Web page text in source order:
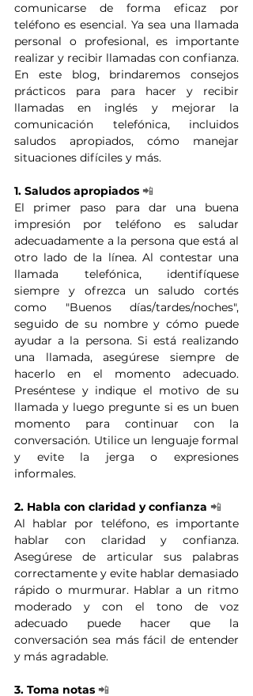
comunicarse de forma eficaz por
teléfono es esencial. Ya sea una llamada
personal o profesional, es importante
realizar y recibir llamadas con confianza.
En este blog, brindaremos consejos
prácticos para para hacer y recibir
llamadas en inglés y mejorar la
comunicación telefónica, incluidos
saludos apropiados, cómo manejar
situaciones difíciles y más.
1. Saludos apropiados 📲
El primer paso para dar una buena
impresión por teléfono es saludar
adecuadamente a la persona que está al
otro lado de la línea. Al contestar una
llamada telefónica, identifíquese
siempre y ofrezca un saludo cortés
como "Buenos días/tardes/noches",
seguido de su nombre y cómo puede
ayudar a la persona. Si está realizando
una llamada, asegúrese siempre de
hacerlo en el momento adecuado.
Preséntese y indique el motivo de su
llamada y luego pregunte si es un buen
momento para continuar con la
conversación. Utilice un lenguaje formal
y evite la jerga o expresiones
informales.
2. Habla con claridad y confianza 📲
Al hablar por teléfono, es importante
hablar con claridad y confianza.
Asegúrese de articular sus palabras
correctamente y evite hablar demasiado
rápido o murmurar. Hablar a un ritmo
moderado y con el tono de voz
adecuado puede hacer que la
conversación sea más fácil de entender
y más agradable.
3. Toma notas 📲